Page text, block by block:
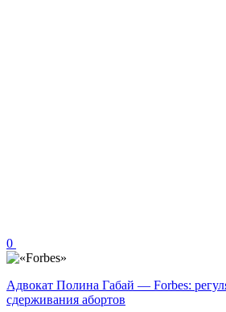
0
Адвокат Полина Габай — Forbes:
сдерживания абортов